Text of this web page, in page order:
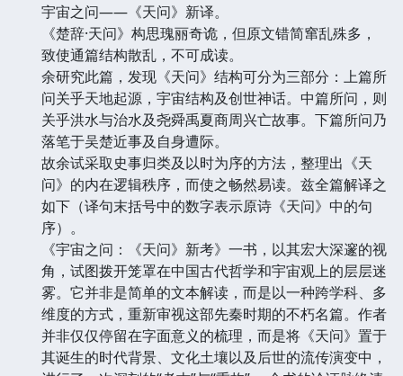
宇宙之问——《天问》新译。
《楚辞·天问》构思瑰丽奇诡，但原文错简窜乱殊多，
致使通篇结构散乱，不可成读。
余研究此篇，发现《天问》结构可分为三部分：上篇所
问关乎天地起源，宇宙结构及创世神话。中篇所问，则
关乎洪水与治水及尧舜禹夏商周兴亡故事。下篇所问乃
落笔于吴楚近事及自身遭际。
故余试采取史事归类及以时为序的方法，整理出《天
问》的内在逻辑秩序，而使之畅然易读。兹全篇解译之
如下（译句末括号中的数字表示原诗《天问》中的句
序）。
《宇宙之问：《天问》新考》一书，以其宏大深邃的视
角，试图拨开笼罩在中国古代哲学和宇宙观上的层层迷
雾。它并非是简单的文本解读，而是以一种跨学科、多
维度的方式，重新审视这部先秦时期的不朽名篇。作者
并非仅仅停留在字面意义的梳理，而是将《天问》置于
其诞生的时代背景、文化土壤以及后世的流传演变中，